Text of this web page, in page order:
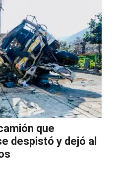
que
despistó y dejó al